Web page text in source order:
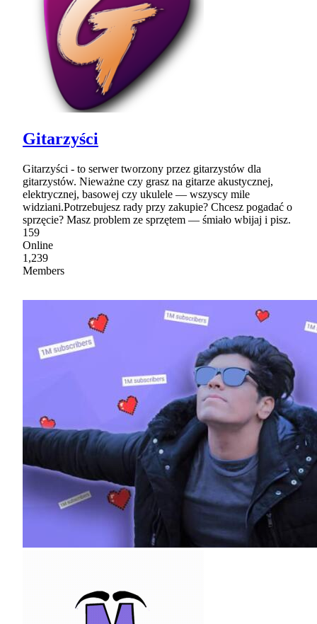
Gitarzyści
Gitarzyści - to serwer tworzony przez gitarzystów dla
gitarzystów. Nieważne czy grasz na gitarze akustycznej,
elektrycznej, basowej czy ukulele — wszyscy mile
widziani.Potrzebujesz rady przy zakupie? Chcesz pogadać o
sprzęcie? Masz problem ze sprzętem — śmiało wbijaj i pisz.
159
Online
1,239
Members